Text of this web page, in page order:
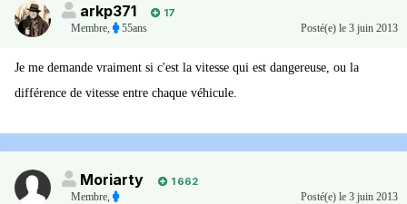
arkp371
17
Membre
55ans Posté(e) le 3 juin 2013
Je me demande vraiment si c'est la vitesse qui est dangereuse, ou la
différence de vitesse entre chaque véhicule.
Moriarty
1 662
Membre
Posté(e) le 3 juin 2013